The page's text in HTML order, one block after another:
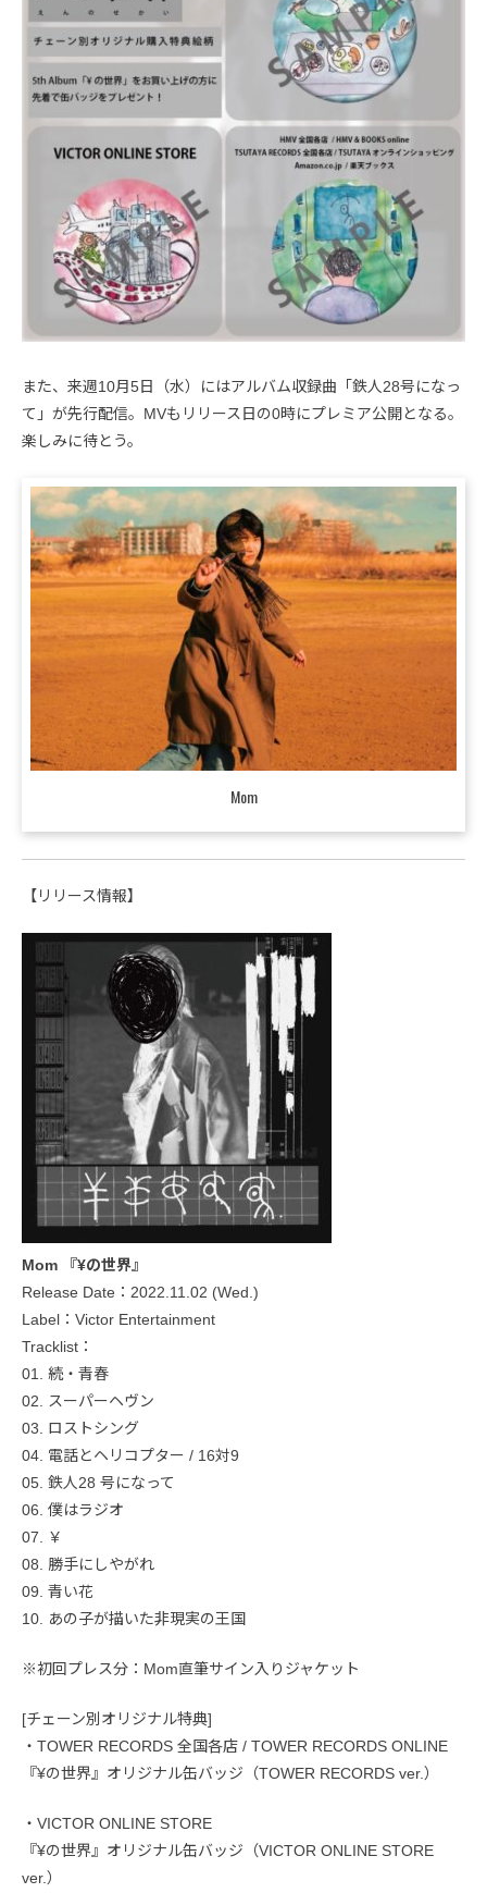
また、来週10月5日（水）にはアルバム収録曲「鉄人28号になっ
て」が先行配信。MVもリリース日の0時にプレミア公開となる。
楽しみに待とう。
Mom
【リリース情報】
Mom 『¥の世界』
Release Date：2022.11.02 (Wed.)
Label：Victor Entertainment
Tracklist：
01. 続・青春
02. スーパーヘヴン
03. ロストシング
04. 電話とヘリコプター / 16対9
05. 鉄人28 号になって
06. 僕はラジオ
07. ￥
08. 勝手にしやがれ
09. 青い花
10. あの子が描いた非現実の王国
※初回プレス分：Mom直筆サイン入りジャケット
[チェーン別オリジナル特典]
・TOWER RECORDS 全国各店 / TOWER RECORDS ONLINE
『¥の世界』オリジナル缶バッジ（TOWER RECORDS ver.）
・VICTOR ONLINE STORE
『¥の世界』オリジナル缶バッジ（VICTOR ONLINE STORE
ver.）